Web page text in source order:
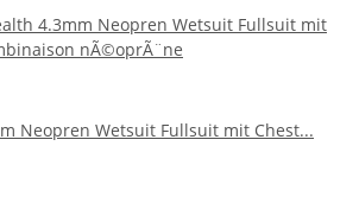
4.3mm Neopren Wetsuit Fullsuit mit
nÃ©oprÃ¨ne